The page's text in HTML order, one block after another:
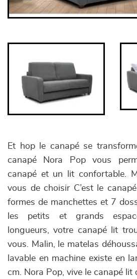
Et hop le canapé se
canapé Nora Pop vous
canapé et un lit confortable.
vous de choisir C’est le
formes de manchettes et 7
les petits et grands
longueurs, votre canapé lit
vous. Malin, le matelas
lavable en machine existe en
cm. Nora Pop, vive le canapé lit